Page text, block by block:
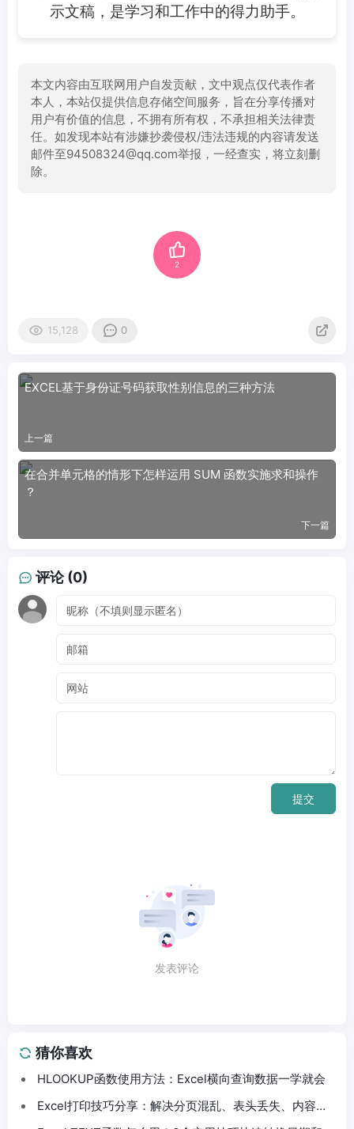
示文稿，是学习和工作中的得力助手。
本文内容由互联网用户自发贡献，文中观点仅代表作者
本人，本站仅提供信息存储空间服务，旨在分享传播对
用户有价值的信息，不拥有所有权，不承担相关法律责
任。如发现本站有涉嫌抄袭侵权/违法违规的内容请发送
邮件至94508324@qq.com举报，一经查实，将立刻删
除。
2
15,128 0
EXCEL基于身份证号码获取性别信息的三种方法
上一篇
在合并单元格的情形下怎样运用 SUM 函数实施求和操作
？
下一篇
评论 (0)
提交
发表评论
猜你喜欢
HLOOKUP函数使用方法：Excel横向查询数据一学就会
Excel打印技巧分享：解决分页混乱、表头丢失、内容截